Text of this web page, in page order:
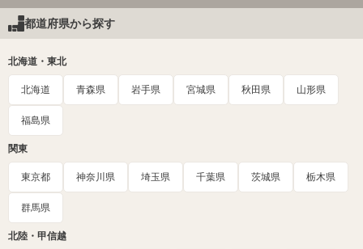
都道府県から探す
北海道・東北
北海道 青森県 岩手県 宮城県 秋田県 山形県
福島県
関東
東京都 神奈川県 埼玉県 千葉県 茨城県 栃木県
群馬県
北陸・甲信越